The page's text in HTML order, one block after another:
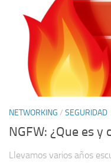
NETWORKING / SEGURIDAD
NGFW: ¿Que es y
Llevamos varios años